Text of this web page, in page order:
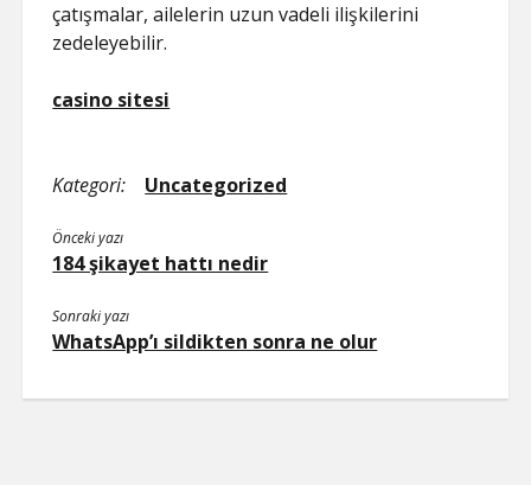
çatışmalar, ailelerin uzun vadeli ilişkilerini
zedeleyebilir.
casino sitesi
Kategori: Uncategorized
Önceki yazı
184 şikayet hattı nedir
Sonraki yazı
WhatsApp’ı sildikten sonra ne olur